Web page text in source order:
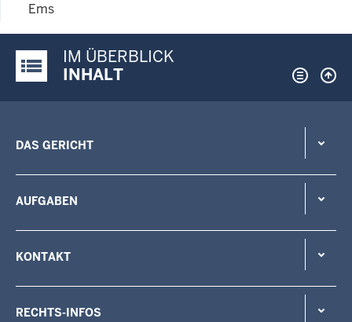
Ems
Justiz-Portal im Überblick:
IM ÜBERBLICK
INHALT
DAS GERICHT
AUFGABEN
KONTAKT
RECHTS-INFOS